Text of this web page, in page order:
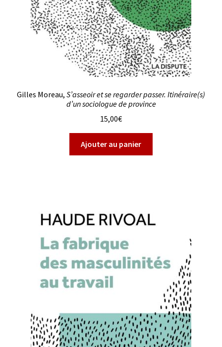
Gilles Moreau, S’asseoir et se regarder passer. Itinéraire(s)
d’un sociologue de province
15,00€
Ajouter au panier